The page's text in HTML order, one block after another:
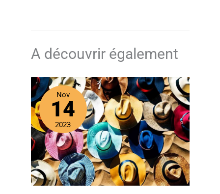
A découvrir également
Nov
14
2023